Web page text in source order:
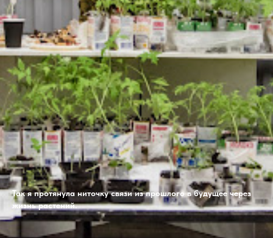
Так я протянула ниточку связи из прошлого в будущее через
жизнь растений.